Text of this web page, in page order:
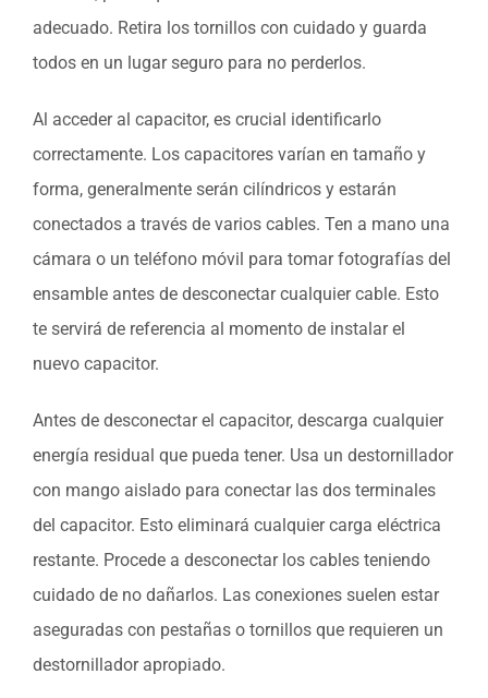
adecuado. Retira los tornillos con cuidado y guarda
todos en un lugar seguro para no perderlos.
Al acceder al capacitor, es crucial identificarlo
correctamente. Los capacitores varían en tamaño y
forma, generalmente serán cilíndricos y estarán
conectados a través de varios cables. Ten a mano una
cámara o un teléfono móvil para tomar fotografías del
ensamble antes de desconectar cualquier cable. Esto
te servirá de referencia al momento de instalar el
nuevo capacitor.
Antes de desconectar el capacitor, descarga cualquier
energía residual que pueda tener. Usa un destornillador
con mango aislado para conectar las dos terminales
del capacitor. Esto eliminará cualquier carga eléctrica
restante. Procede a desconectar los cables teniendo
cuidado de no dañarlos. Las conexiones suelen estar
aseguradas con pestañas o tornillos que requieren un
destornillador apropiado.